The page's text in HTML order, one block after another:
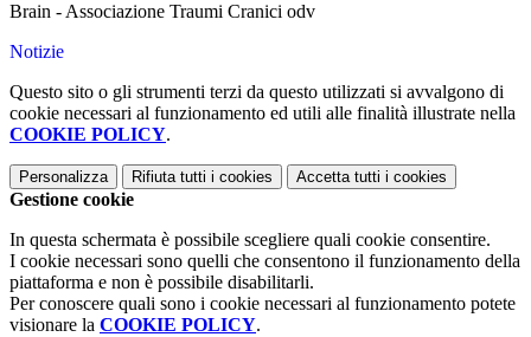
Brain - Associazione Traumi Cranici odv
Notizie
Questo sito o gli strumenti terzi da questo utilizzati si avvalgono di
cookie necessari al funzionamento ed utili alle finalità illustrate nella
COOKIE POLICY.
Personalizza Rifiuta tutti i cookies Accetta tutti i cookies
Gestione cookie
In questa schermata è possibile scegliere quali cookie consentire.
I cookie necessari sono quelli che consentono il funzionamento della
piattaforma e non è possibile disabilitarli.
Per conoscere quali sono i cookie necessari al funzionamento potete
visionare la COOKIE POLICY.